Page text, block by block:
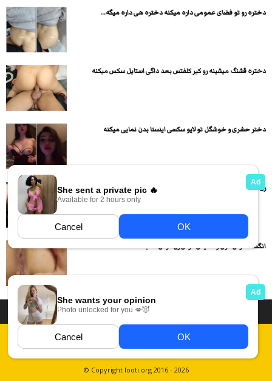
دختره رو تو فضای عمومی داره میکنه دختره هی داره میگه...
دختره قشنگ میشینه رو کیر کلفتس بعد داگی استایل سکس میکنه
دختر حشری و خوشگل تو لایو سکسی اینستا بدن نمایی میکنه
زن چادری رو لخت کرده و سرپایی داره میکنه تو کوصش
انگشت کردن کون و مالیدن کوس زن کوس قلمبه
دسته بندی فیلم های سکسی
داستان سکسی ایرانی
عکس سکسی ایرانی
فیلم های سکسی زهرا قوانین
Report Abuse
© Copyright looti.org 2016 - 2026